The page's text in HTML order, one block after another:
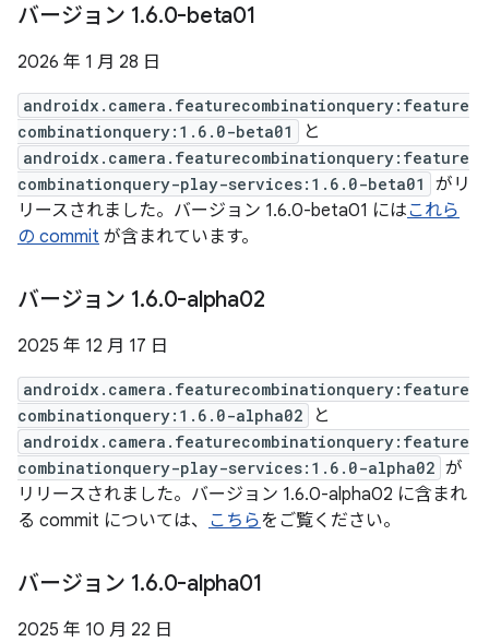
バージョン 1.6.0-beta01
2026 年 1 月 28 日
androidx.camera.featurecombinationquery:feature
combinationquery:1.6.0-beta01
と
androidx.camera.featurecombinationquery:feature
combinationquery-play-services:1.6.0-beta01
がリ
リースされました。バージョン 1.6.0-beta01 にはこれら
の commit が含まれています。
バージョン 1.6.0-alpha02
2025 年 12 月 17 日
androidx.camera.featurecombinationquery:feature
combinationquery:1.6.0-alpha02
と
androidx.camera.featurecombinationquery:feature
combinationquery-play-services:1.6.0-alpha02 が
リリースされました。バージョン 1.6.0-alpha02 に含まれ
る commit については、 こちらをご覧ください。
バージョン 1.6.0-alpha01
2025 年 10 月 22 日